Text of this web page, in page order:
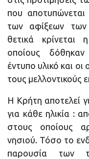
που αποτυπώνεται
των αφίξεων των
θετικά
οποίους
έντυπο υλικό και
τους μελλοντικούς
Η Κρήτη αποτελεί
για κάθε ηλικία :
στους οποίους
νησιού. Τόσο το
παρουσία των